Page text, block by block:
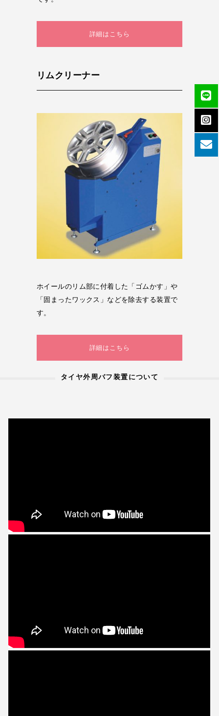
詳細はこちら
リムクリーナー
ホイールのリム部に付着した「ゴムかす」や
「固まったワックス」などを除去する装置で
す。
詳細はこちら
タイヤ外周バフ装置について